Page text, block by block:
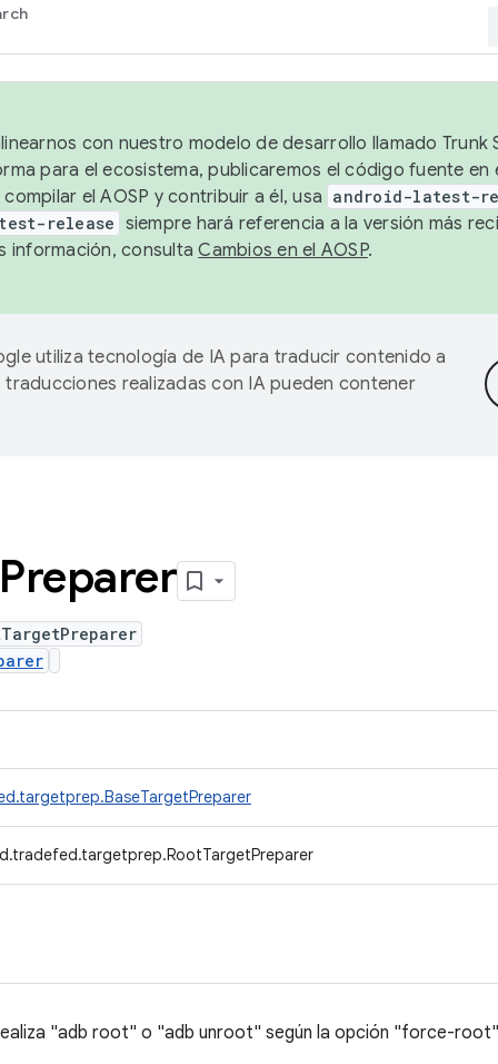
con nuestro modelo de desarrollo llamado Trunk
para el ecosistema, publicaremos el código fuente en
el AOSP y contribuir a él, usa android-latest-
release siempre hará referencia a la versión más
información, consultaCambios en el AOSP.
utiliza tecnología de IA para traducir contenido a
realizadas con IA pueden contener
Preparer
"adb root" o "adb unroot" según la opción "force-